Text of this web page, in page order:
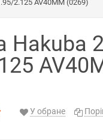
2.125 AV40MM (0269)
Hakuba
У обране